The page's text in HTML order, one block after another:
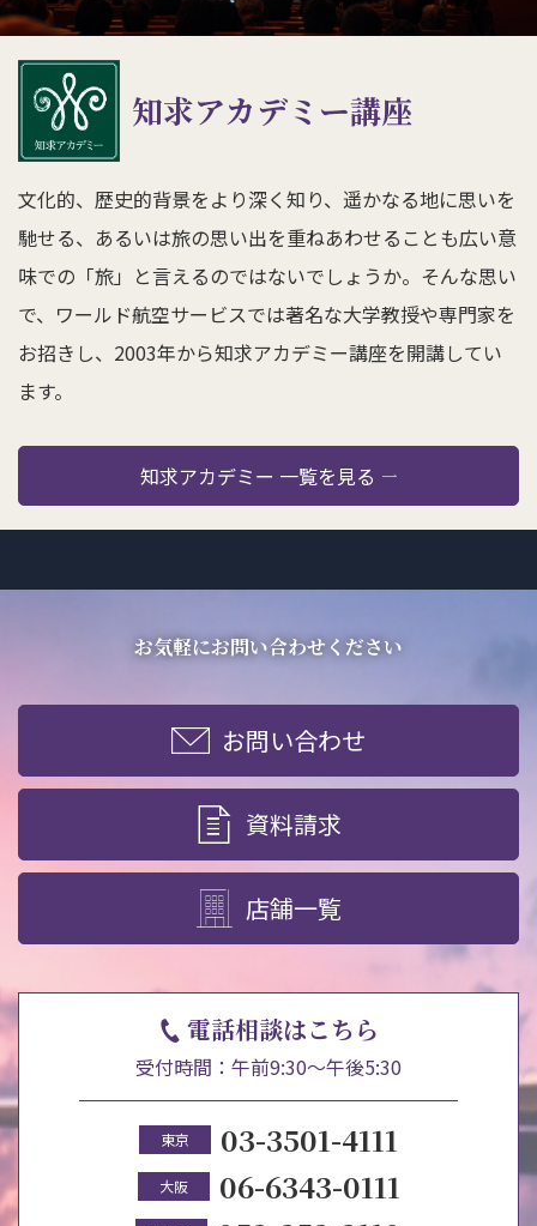
知求アカデミー講座
文化的、歴史的背景をより深く知り、遥かなる地に思いを
馳せる、あるいは旅の思い出を重ねあわせることも広い意
味での「旅」と言えるのではないでしょうか。そんな思い
で、ワールド航空サービスでは著名な大学教授や専門家を
お招きし、2003年から知求アカデミー講座を開講してい
ます。
知求アカデミー 一覧を見る
お気軽にお問い合わせください
お問い合わせ
資料請求
店舗一覧
電話相談はこちら
受付時間：午前9:30～午後5:30
東京 03-3501-4111
大阪 06-6343-0111